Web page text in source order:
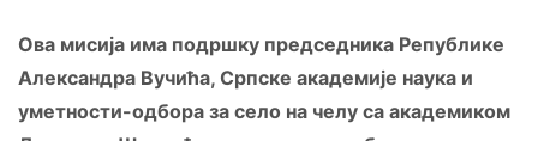
Ова мисија има подршку председника Републике
Александра Вучића, Српске академије наука и
уметности-одбора за село на челу са академиком